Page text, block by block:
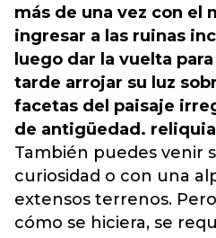
más de una vez con el
ingresar a las ruinas
luego dar la vuelta
tarde arrojar su luz
facetas del paisaje
de antigüedad.
También puedes venir
curiosidad o con una
extensos terrenos.
cómo se hiciera, se